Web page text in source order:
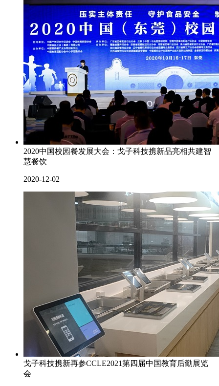
2020中国校园餐发展大会：戈子科技携新品亮相共建智
慧餐饮
2020-12-02
戈子科技携新再参CCLE2021第四届中国教育后勤展览
会